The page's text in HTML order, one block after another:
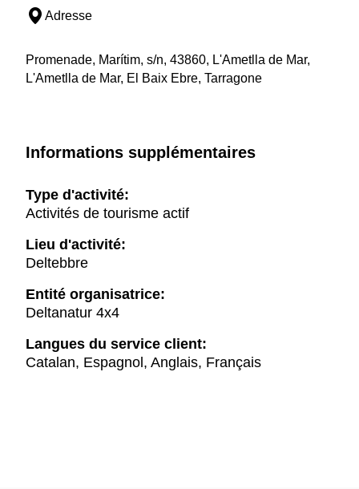
Adresse
Promenade, Marítim, s/n, 43860, L'Ametlla de Mar,
L'Ametlla de Mar, El Baix Ebre, Tarragone
Informations supplémentaires
Type d'activité:
Activités de tourisme actif
Lieu d'activité:
Deltebbre
Entité organisatrice:
Deltanatur 4x4
Langues du service client:
Catalan, Espagnol, Anglais, Français